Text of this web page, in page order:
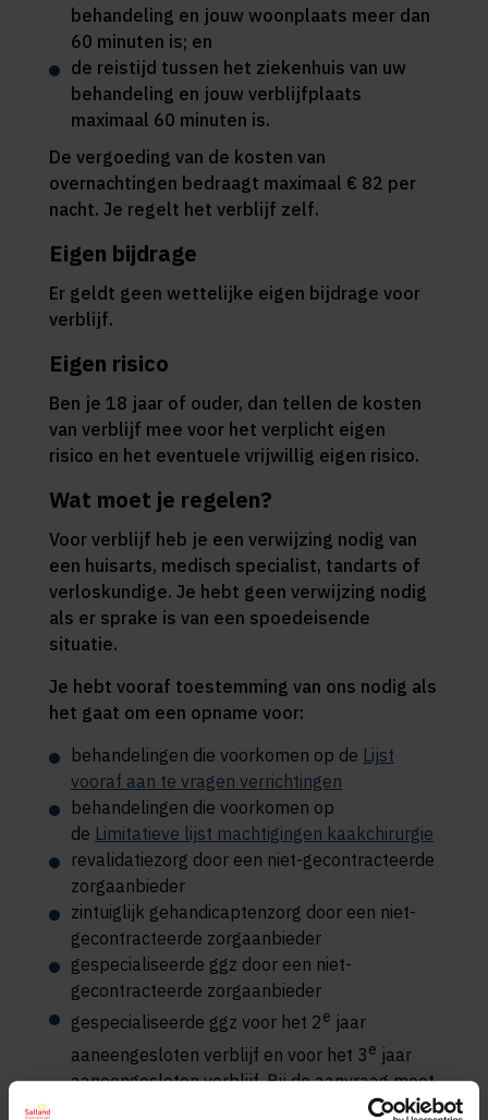
behandeling en jouw woonplaats meer dan
60 minuten is; en
de reistijd tussen het ziekenhuis van uw
behandeling en jouw verblijfplaats
maximaal 60 minuten is.
De vergoeding van de kosten van
overnachtingen bedraagt maximaal € 82 per
nacht. Je regelt het verblijf zelf.
Eigen bijdrage
Er geldt geen wettelijke eigen bijdrage voor
verblijf.
Eigen risico
Ben je 18 jaar of ouder, dan tellen de kosten
van verblijf mee voor het verplicht eigen
risico en het eventuele vrijwillig eigen risico.
Wat moet je regelen?
Voor verblijf heb je een verwijzing nodig van
een huisarts, medisch specialist, tandarts of
verloskundige. Je hebt geen verwijzing nodig
als er sprake is van een spoedeisende
situatie.
Je hebt vooraf toestemming van ons nodig als
het gaat om een opname voor:
behandelingen die voorkomen op de Lijst
vooraf aan te vragen verrichtingen
behandelingen die voorkomen op
de Limitatieve lijst machtigingen kaakchirurgie
revalidatiezorg door een niet-gecontracteerde
zorgaanbieder
zintuiglijk gehandicaptenzorg door een niet-
gecontracteerde zorgaanbieder
gespecialiseerde ggz door een niet-
gecontracteerde zorgaanbieder
gespecialiseerde ggz voor het 2e jaar
aaneengesloten verblijf en voor het 3e jaar
aaneengesloten verblijf. Bij de aanvraag moet
Checklist